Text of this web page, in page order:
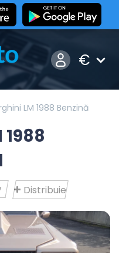
€
LM 1988 Benzină
Distribuie